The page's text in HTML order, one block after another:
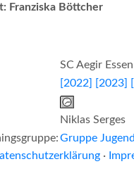
Franziska Böttcher
SC Aegir
[2022] [2023]
Niklas Serges
Gruppe
·